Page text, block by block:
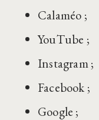
Calaméo ;
YouTube ;
Instagram ;
Facebook ;
Google ;